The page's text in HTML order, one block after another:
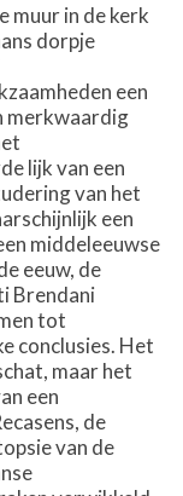
muur in de kerk
dorpje
een
merkwaardig
lijk van een
van het
een
middeleeuwse
eeuw, de
Brendani
tot
conclusies. Het
maar het
een
de
van de